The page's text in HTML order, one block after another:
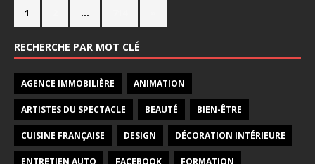
1 …
RECHERCHE PAR MOT CLÉ
AGENCE IMMOBILIÈRE ANIMATION
ARTISTES DU SPECTACLE BEAUTÉ BIEN-ÊTRE
CUISINE FRANÇAISE DESIGN DÉCORATION INTÉRIEURE
ENTRETIEN AUTO FACEBOOK FORMATION